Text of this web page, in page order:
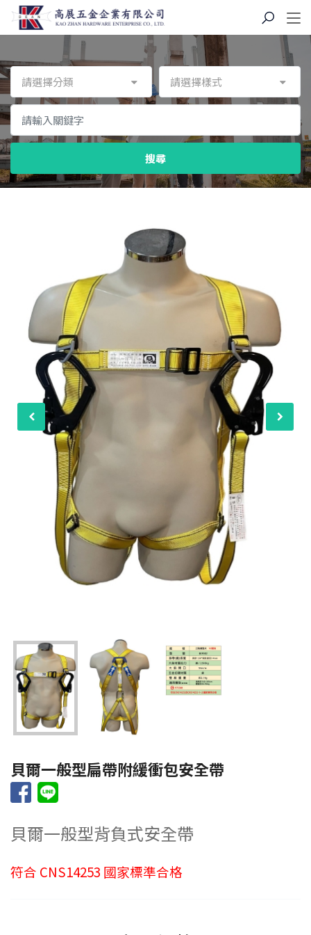
請選擇分類 請選擇樣式
搜尋
貝爾一般型扁帶附緩衝包安全帶
貝爾一般型背負式安全帶
符合 CNS14253 國家標準合格